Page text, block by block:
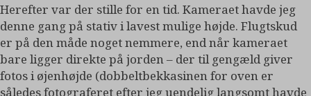
Herefter var der stille for en tid. Kameraet havde jeg
denne gang på stativ i lavest mulige højde. Flugtskud
er på den måde noget nemmere, end når kameraet
bare ligger direkte på jorden – der til gengæld giver
fotos i øjenhøjde (dobbeltbekkasinen for oven er
således fotograferet efter jeg uendelig langsomt havde